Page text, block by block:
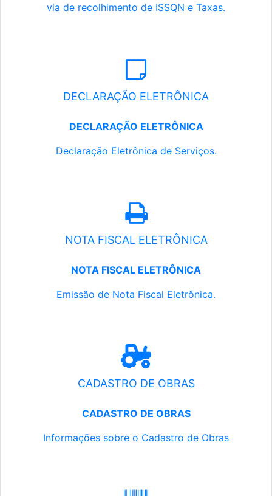
via de recolhimento de ISSQN e Taxas.
DECLARAÇÃO ELETRÔNICA
DECLARAÇÃO ELETRÔNICA
Declaração Eletrônica de Serviços.
NOTA FISCAL ELETRÔNICA
NOTA FISCAL ELETRÔNICA
Emissão de Nota Fiscal Eletrônica.
CADASTRO DE OBRAS
CADASTRO DE OBRAS
Informações sobre o Cadastro de Obras